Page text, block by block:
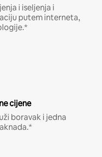
i iseljenja i
putem interneta,
cijene
boravak i jedna